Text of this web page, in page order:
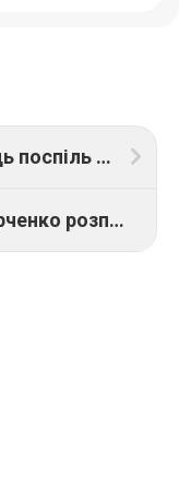
Бізнес в Україні третій місяць поспіль позитивно оцінив поточні результати своєї діяльності
Енергетика та житло: Марченко розповів про пріоритети відбудови